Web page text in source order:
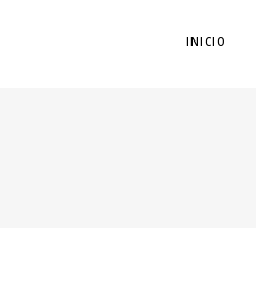
INICIO